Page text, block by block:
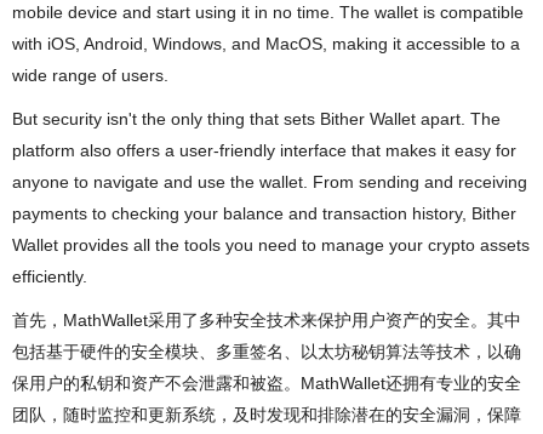
mobile device and start using it in no time. The wallet is compatible
with iOS, Android, Windows, and MacOS, making it accessible to a
wide range of users.
But security isn't the only thing that sets Bither Wallet apart. The
platform also offers a user-friendly interface that makes it easy for
anyone to navigate and use the wallet. From sending and receiving
payments to checking your balance and transaction history, Bither
Wallet provides all the tools you need to manage your crypto assets
efficiently.
首先，MathWallet采用了多种安全技术来保护用户资产的安全。其中
包括基于硬件的安全模块、多重签名、以太坊秘钥算法等技术，以确
保用户的私钥和资产不会泄露和被盗。MathWallet还拥有专业的安全
团队，随时监控和更新系统，及时发现和排除潜在的安全漏洞，保障